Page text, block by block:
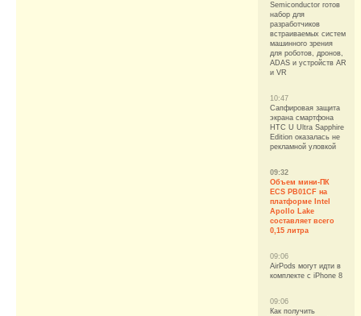
Semiconductor готов
набор для
разработчиков
встраиваемых систем
машинного зрения
для роботов, дронов,
ADAS и устройств AR
и VR
10:47
Сапфировая защита
экрана смартфона
HTC U Ultra Sapphire
Edition оказалась не
рекламной уловкой
09:32
Объем мини-ПК
ECS PB01CF на
платформе Intel
Apollo Lake
составляет всего
0,15 литра
09:06
AirPods могут идти в
комплекте с iPhone 8
09:06
Как получить